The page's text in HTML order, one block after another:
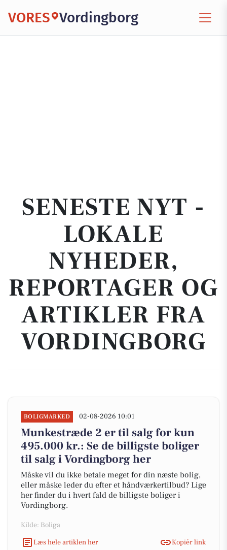
VORES Vordingborg
SENESTE NYT -
LOKALE
NYHEDER,
REPORTAGER OG
ARTIKLER FRA
VORDINGBORG
BOLIGMARKED 02-08-2026 10:01
Munkestræde 2 er til salg for kun
495.000 kr.: Se de billigste boliger
til salg i Vordingborg her
Måske vil du ikke betale meget for din næste bolig,
eller måske leder du efter et håndværkertilbud? Lige
her finder du i hvert fald de billigste boliger i
Vordingborg.
Kilde: Boliga
Læs hele artiklen her
Kopiér link